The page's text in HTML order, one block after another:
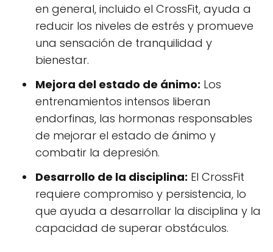
en general, incluido el CrossFit, ayuda a
reducir los niveles de estrés y promueve
una sensación de tranquilidad y
bienestar.
Mejora del estado de ánimo: Los
entrenamientos intensos liberan
endorfinas, las hormonas responsables
de mejorar el estado de ánimo y
combatir la depresión.
Desarrollo de la disciplina: El CrossFit
requiere compromiso y persistencia, lo
que ayuda a desarrollar la disciplina y la
capacidad de superar obstáculos.